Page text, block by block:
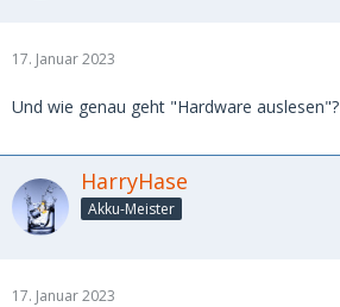
17. Januar 2023
Und wie genau geht "Hardware auslesen"?
HarryHase
Akku-Meister
17. Januar 2023